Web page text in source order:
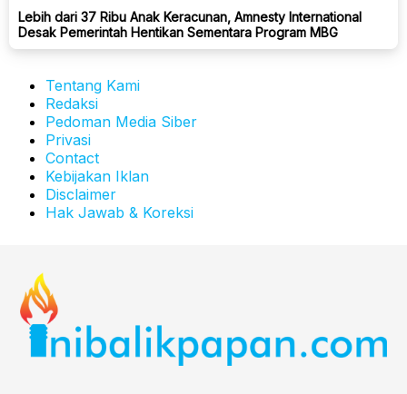
Lebih dari 37 Ribu Anak Keracunan, Amnesty International
Desak Pemerintah Hentikan Sementara Program MBG
Tentang Kami
Redaksi
Pedoman Media Siber
Privasi
Contact
Kebijakan Iklan
Disclaimer
Hak Jawab & Koreksi